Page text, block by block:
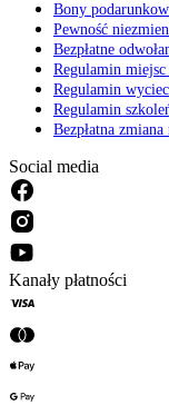
Bony
Pewność
Bezpłatne
Regulamin
Regulamin
Regulamin
Bezpłatna
Social media
Kanały płatności